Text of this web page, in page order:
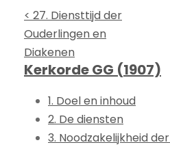
< 27. Diensttijd der
Ouderlingen en
Diakenen
Kerkorde GG (1907)
1. Doel en inhoud
2. De diensten
3. Noodzakelijkheid